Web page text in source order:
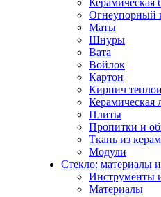
Керамическая
Огнеупорный
Маты
Шнуры
Вата
Войлок
Картон
Кирпич
Керамическая
Плиты
Пропитки и
Ткань из
Модули
Стекло: материалы
Инструменты
Материалы